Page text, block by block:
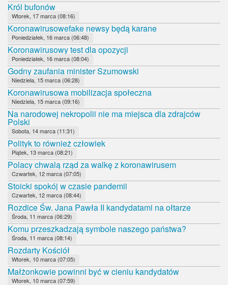
Król bufonów
Wtorek, 17 marca (08:16)
Koronawirusowefake newsy będą karane
Poniedziałek, 16 marca (06:48)
Koronawirusowy test dla opozycji
Poniedziałek, 16 marca (08:04)
Godny zaufania minister Szumowski
Niedziela, 15 marca (06:28)
Koronawirusowa mobilizacja społeczna
Niedziela, 15 marca (09:16)
Na narodowej nekropolii nie ma miejsca dla zdrajców
Polski
Sobota, 14 marca (11:31)
Polityk to również człowiek
Piątek, 13 marca (08:21)
Polacy chwalą rząd za walkę z koronawirusem
Czwartek, 12 marca (07:05)
Stoicki spokój w czasie pandemii
Czwartek, 12 marca (08:44)
Rozdice Św. Jana Pawła II kandydatami na ołtarze
Środa, 11 marca (06:29)
Komu przeszkadzają symbole naszego państwa?
Środa, 11 marca (08:14)
Rozdarty Kościół
Wtorek, 10 marca (07:05)
Małżonkowie powinni być w cieniu kandydatów
Wtorek, 10 marca (07:59)